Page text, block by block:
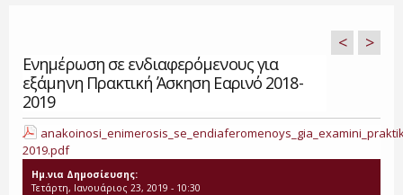
Ενημέρωση σε ενδιαφερόμενους για
εξάμηνη Πρακτική Άσκηση Εαρινό 2018-
2019
< >
2019.pdf
Ημ.νια Δημοσίευσης:
Τετάρτη, Ιανουάριος 23, 2019 - 10:30